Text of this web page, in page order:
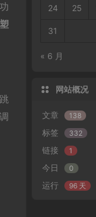
24 25
31
« 6 月
网站概况
文章 138
标签 332
链接 1
今日 0
运行 96 天